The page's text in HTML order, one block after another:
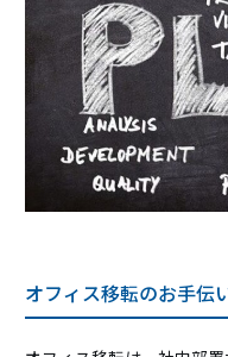
オフィス移転のお手伝